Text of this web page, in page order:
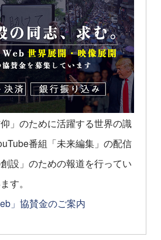
仰」のために活躍する世界の識
番組「未来編集」の配信
設」のための報道を行ってい
す。
」協賛金のご案内